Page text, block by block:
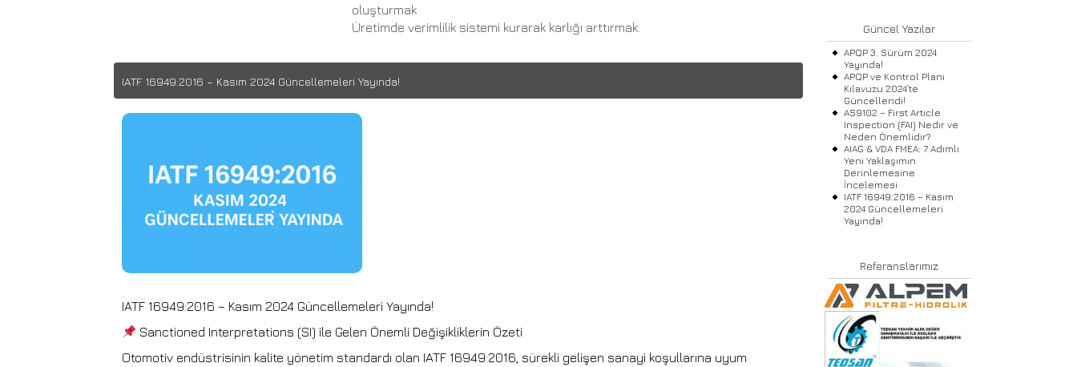
oluşturmak
Üretimde verimlilik sistemi kurarak karlığı arttırmak.
IATF 16949:2016 – Kasım 2024 Güncellemeleri Yayında!
IATF 16949:2016 – Kasım 2024 Güncellemeleri Yayında!
Sanctioned Interpretations (SI) ile Gelen Önemli Değişikliklerin Özeti
Otomotiv endüstrisinin kalite yönetim standardı olan IATF 16949:2016, sürekli gelişen sanayi koşullarına uyum
Güncel Yazılar
APQP 3. Sürüm 2024
Yayında!
APQP ve Kontrol Planı
Kılavuzu 2024’te
Güncellendi!
AS9102 – First Article
Inspection (FAI) Nedir ve
Neden Önemlidir?
AIAG & VDA FMEA: 7 Adımlı
Yeni Yaklaşımın
Derinlemesine
İncelemesi
IATF 16949:2016 – Kasım
2024 Güncellemeleri
Yayında!
Referanslarımız